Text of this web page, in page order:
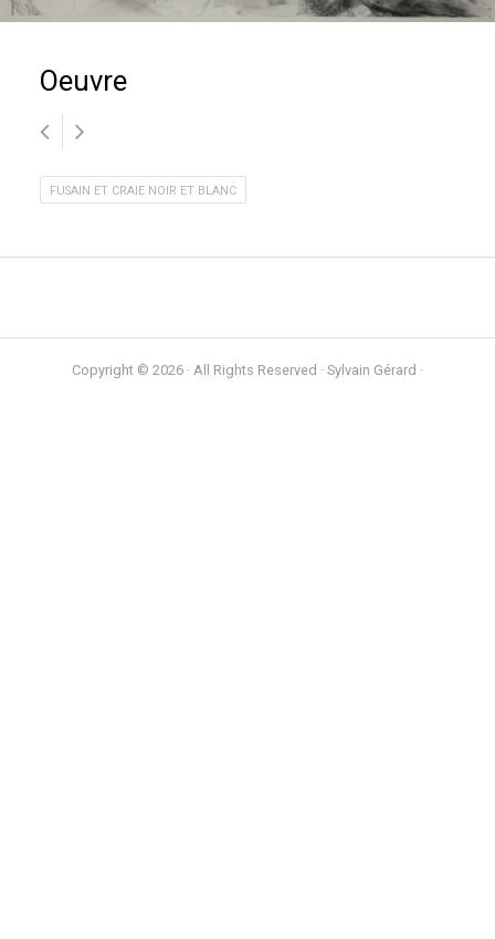
Oeuvre
FUSAIN ET CRAIE NOIR ET BLANC
Copyright © 2026 · All Rights Reserved · Sylvain Gérard ·